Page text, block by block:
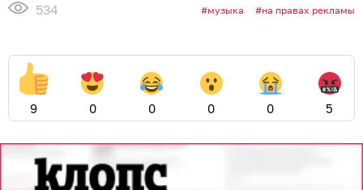
534 музыка на правах рекламы
9 0 0 0 0 5